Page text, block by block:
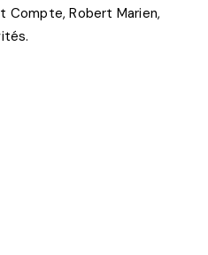
Compte, Robert Marien,